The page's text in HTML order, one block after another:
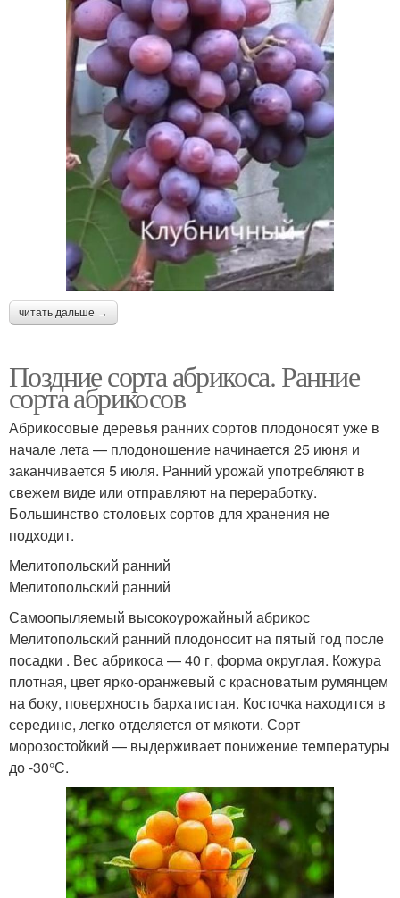
читать дальше →
Поздние сорта абрикоса. Ранние
сорта абрикосов
Абрикосовые деревья ранних сортов плодоносят уже в
начале лета — плодоношение начинается 25 июня и
заканчивается 5 июля. Ранний урожай употребляют в
свежем виде или отправляют на переработку.
Большинство столовых сортов для хранения не
подходит.
Мелитопольский ранний
Мелитопольский ранний
Самоопыляемый высокоурожайный абрикос
Мелитопольский ранний плодоносит на пятый год после
посадки . Вес абрикоса — 40 г, форма округлая. Кожура
плотная, цвет ярко-оранжевый с красноватым румянцем
на боку, поверхность бархатистая. Косточка находится в
середине, легко отделяется от мякоти. Сорт
морозостойкий — выдерживает понижение температуры
до -30°С.